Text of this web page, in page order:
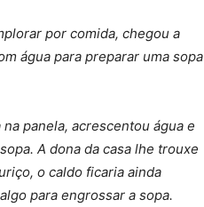
por comida, chegou a
água para preparar uma sopa
panela, acrescentou água e
A dona da casa lhe trouxe
o caldo ficaria ainda
para engrossar a sopa.